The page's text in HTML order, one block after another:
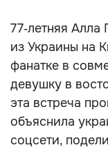
77‑летняя Алла
из Украины на
фанатке в
девушку в
эта встреча
объяснила
соцсети,